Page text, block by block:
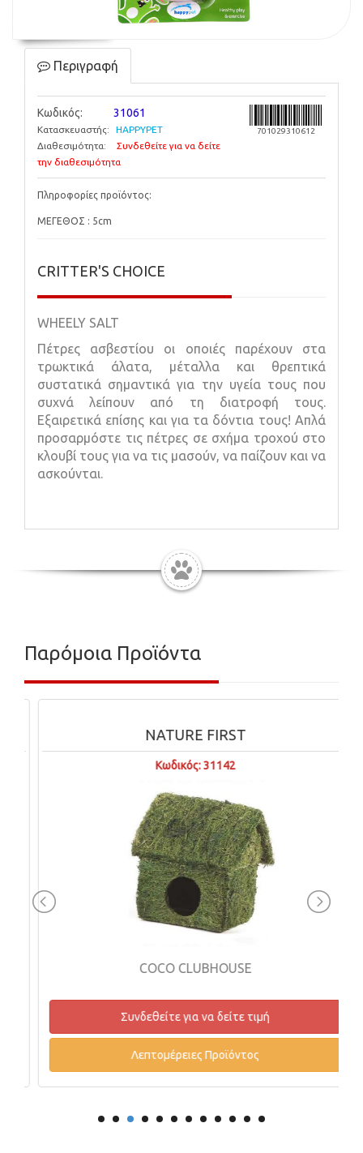
Περιγραφή
Κωδικός: 31061
Κατασκευαστής:
HAPPYPET
Διαθεσιμότητα:
Συνδεθείτε για να δείτε
την διαθεσιμότητα
701029310612
Πληροφορίες προϊόντος:
ΜΕΓΕΘΟΣ : 5cm
CRITTER'S CHOICE
WHEELY SALT
Πέτρες ασβεστίου οι οποιές παρέχουν στα
τρωκτικά άλατα, μέταλλα και θρεπτικά
συστατικά σημαντικά για την υγεία τους που
συχνά λείπουν από τη διατροφή τους.
Εξαιρετικά επίσης και για τα δόντια τους! Απλά
προσαρμόστε τις πέτρες σε σχήμα τροχού στο
κλουβί τους για να τις μασούν, να παίζουν και να
ασκούνται.
Παρόμοια Προϊόντα
NATURE FIRST
Κωδικός: 31142
COCO CLUBHOUSE
Συνδεθείτε για να δείτε τιμή
Λεπτομέρειες Προϊόντος